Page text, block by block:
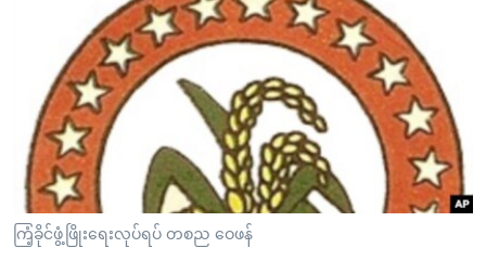
ညွန်း
စာမျက်နှာ
သို့
ကျော်
အမေရိကန်သုံးအီဒီယံ
မကြေးမုံရဲ့ အင်္ဂလိပ်စာ
ရုပ်ရှင်ထဲက အင်္ဂလိပ်စာ
သုတပဒေသာ အင်္ဂလိပ်စာ
အပတ်စဉ်ကဏ္ဍများ
ရေဒီယို
တီဗွီ
ရေဒီယိုနှင့်ရုပ်သံ အချက်အလက်များ
ရေဒီယို/တီဗွီအစီအစဉ်
Learning English
ဗွီအိုအေ လူမှုကွန်ယက်များ
ကြံ့ခိုင်ဖွံ့ဖြိုးရေးလုပ်ရပ် တစည ဝေဖန်